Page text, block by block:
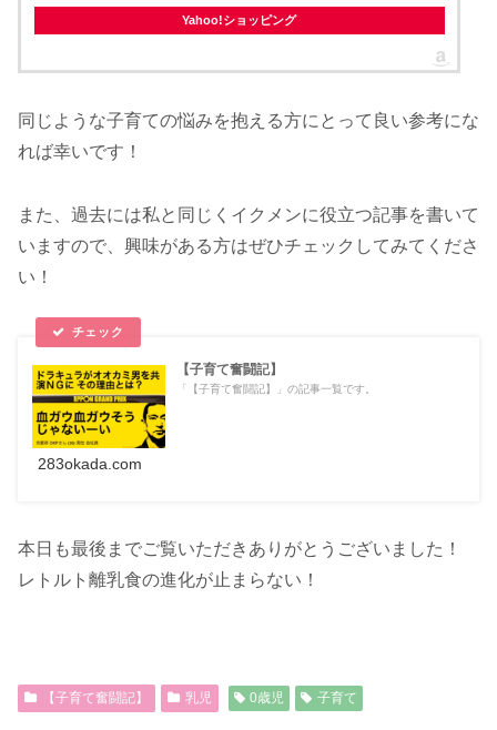
Yahoo!ショッピング
同じような子育ての悩みを抱える方にとって良い参考にな
れば幸いです！
また、過去には私と同じくイクメンに役立つ記事を書いて
いますので、興味がある方はぜひチェックしてみてくださ
い！
【子育て奮闘記】
「【子育て奮闘記】」の記事一覧です。
283okada.com
本日も最後までご覧いただきありがとうございました！
レトルト離乳食の進化が止まらない！
【子育て奮闘記】 乳児 0歳児 子育て